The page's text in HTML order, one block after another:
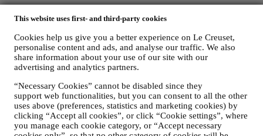
This website uses first- and third-party cookies
Cookies help us give you a better experience on Le Creuset,
personalise content and ads, and analyse our traffic. We also
share information about your use of our site with our
advertising and analytics partners.
“Necessary Cookies” cannot be disabled since they
support web functionalities, but you can consent to all the other
uses above (preferences, statistics and marketing cookies) by
clicking “Accept all cookies”, or click “Cookie settings”, where
you manage each cookie category, or “Accept necessary
LEGAL
Términos y condiciones
Política de privacidad
Política de Cookies
Aviso Videovigilancia en Tiendas
Nuestra declaración de accesibilidad
Copyright © 2026, Le Creuset S.L. All rights reserved. B62153630.
Paseo de Gracia 9, 2° 08007 Barcelona, España.
Legal